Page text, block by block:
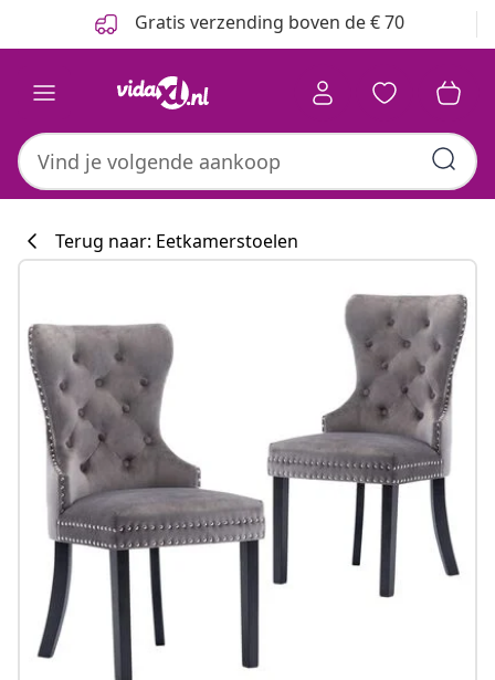
Gratis verzending boven de € 70
Terug naar: Eetkamerstoelen